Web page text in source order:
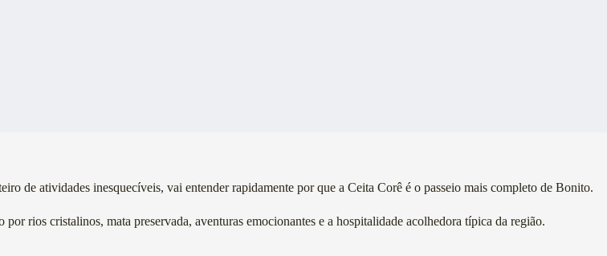
de atividades inesquecíveis, vai entender rapidamente por que a Ceita Corê é o passeio mais completo de Bonito.
rios cristalinos, mata preservada, aventuras emocionantes e a hospitalidade acolhedora típica da região.